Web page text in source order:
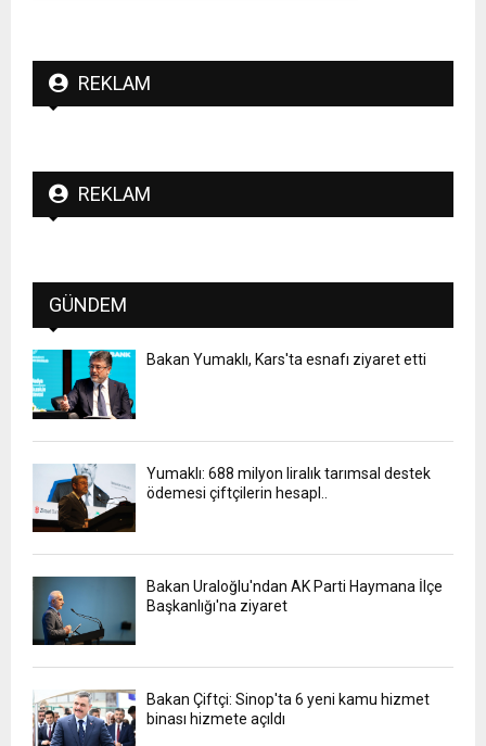
REKLAM
REKLAM
GÜNDEM
Bakan Yumaklı, Kars'ta esnafı ziyaret etti
Yumaklı: 688 milyon liralık tarımsal destek
ödemesi çiftçilerin hesapl..
Bakan Uraloğlu'ndan AK Parti Haymana İlçe
Başkanlığı'na ziyaret
Bakan Çiftçi: Sinop'ta 6 yeni kamu hizmet
binası hizmete açıldı